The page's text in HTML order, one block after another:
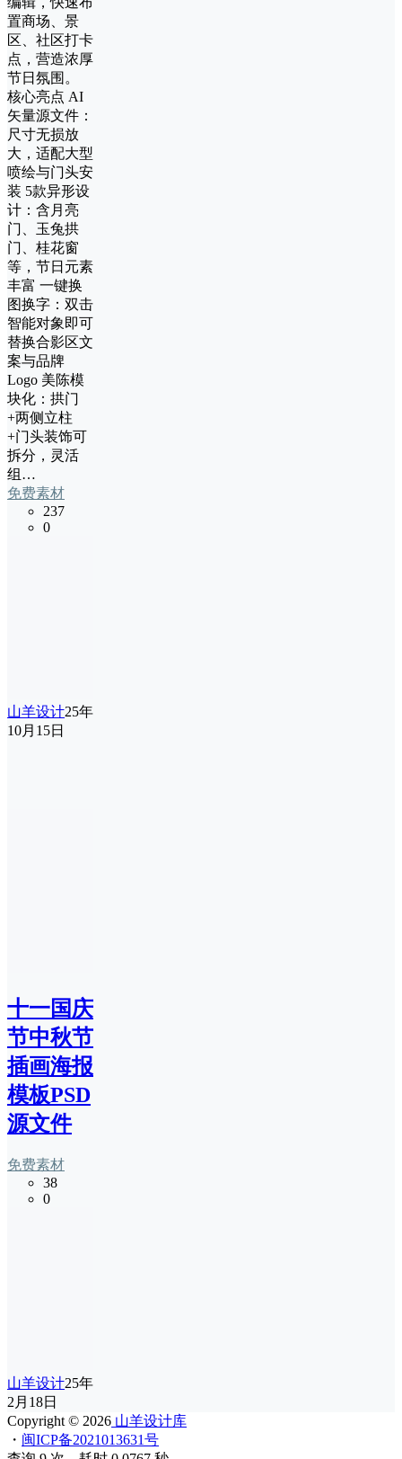
置商场、景
区、社区打卡
点，营造浓厚
节日氛围。
核心亮点 AI
矢量源文件：
尺寸无损放
大，适配大型
喷绘与门头安
装 5款异形设
计：含月亮
门、玉兔拱
门、桂花窗
等，节日元素
丰富 一键换
图换字：双击
智能对象即可
替换合影区文
案与品牌
Logo 美陈模
块化：拱门
+两侧立柱
+门头装饰可
拆分，灵活
组…
免费素材
237
0
山羊设计25年
10月15日
十一国庆
节中秋节
插画海报
模板PSD
源文件
免费素材
38
0
山羊设计25年
2月18日
Copyright © 2026 山羊设计库
・ 闽ICP备2021013631号